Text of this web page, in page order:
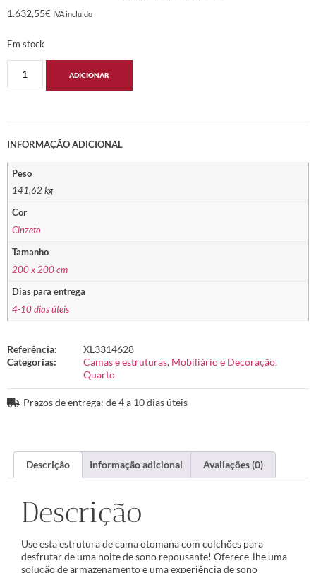
1.632,55€ IVA incluido
Em stock
ADICIONAR
INFORMAÇÃO ADICIONAL
Peso
141,62 kg
Cor
Cinzeto
Tamanho
200 x 200 cm
Dias para entrega
4-10 dias úteis
Referência:
XL3314628
Categorias:
Camas e estruturas, Mobiliário e Decoração,
Quarto
Prazos de entrega: de 4 a 10 dias úteis
Descrição Informação adicional Avaliações (0)
Descrição
Use esta estrutura de cama otomana com colchões para
desfrutar de uma noite de sono repousante! Oferece-lhe uma
solução de armazenamento e uma experiência de sono